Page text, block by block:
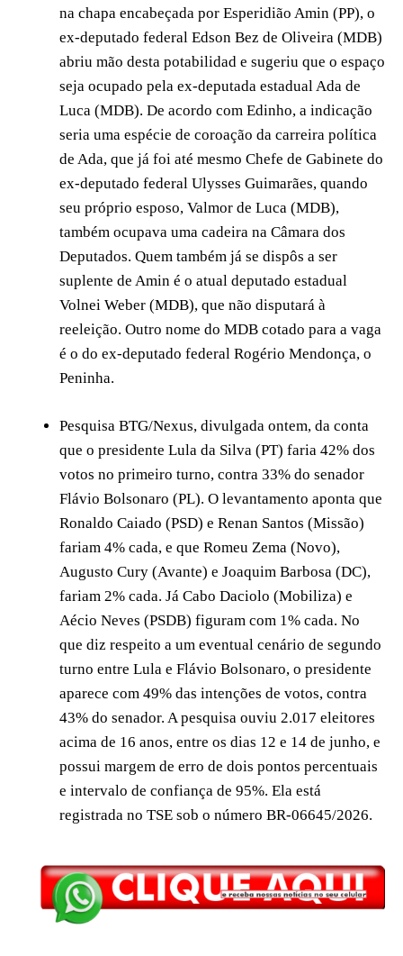
na chapa encabeçada por Esperidião Amin (PP), o
ex-deputado federal Edson Bez de Oliveira (MDB)
abriu mão desta potabilidad e sugeriu que o espaço
seja ocupado pela ex-deputada estadual Ada de
Luca (MDB). De acordo com Edinho, a indicação
seria uma espécie de coroação da carreira política
de Ada, que já foi até mesmo Chefe de Gabinete do
ex-deputado federal Ulysses Guimarães, quando
seu próprio esposo, Valmor de Luca (MDB),
também ocupava uma cadeira na Câmara dos
Deputados. Quem também já se dispôs a ser
suplente de Amin é o atual deputado estadual
Volnei Weber (MDB), que não disputará à
reeleição. Outro nome do MDB cotado para a vaga
é o do ex-deputado federal Rogério Mendonça, o
Peninha.
Pesquisa BTG/Nexus, divulgada ontem, da conta
que o presidente Lula da Silva (PT) faria 42% dos
votos no primeiro turno, contra 33% do senador
Flávio Bolsonaro (PL). O levantamento aponta que
Ronaldo Caiado (PSD) e Renan Santos (Missão)
fariam 4% cada, e que Romeu Zema (Novo),
Augusto Cury (Avante) e Joaquim Barbosa (DC),
fariam 2% cada. Já Cabo Daciolo (Mobiliza) e
Aécio Neves (PSDB) figuram com 1% cada. No
que diz respeito a um eventual cenário de segundo
turno entre Lula e Flávio Bolsonaro, o presidente
aparece com 49% das intenções de votos, contra
43% do senador. A pesquisa ouviu 2.017 eleitores
acima de 16 anos, entre os dias 12 e 14 de junho, e
possui margem de erro de dois pontos percentuais
e intervalo de confiança de 95%. Ela está
registrada no TSE sob o número BR-06645/2026.